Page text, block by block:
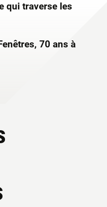
qui traverse les
70 ans à